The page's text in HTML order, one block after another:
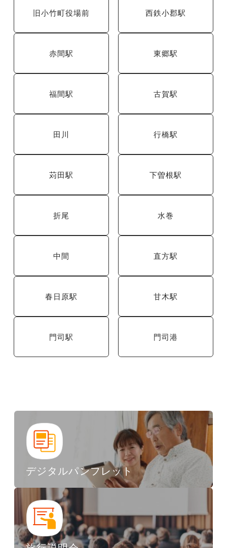
旧小竹町役場前 西鉄小郡駅
赤間駅 東郷駅
福間駅 古賀駅
田川 行橋駅
苅田駅 下曽根駅
折尾 水巻
中間 直方駅
春日原駅 甘木駅
門司駅 門司港
デジタルパンフレット